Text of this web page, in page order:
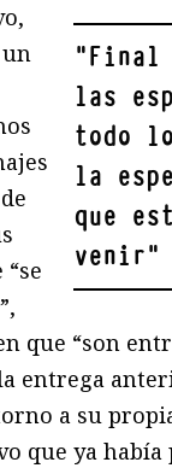
"Final
las
todo
la
que
venir"
que “son
entrega
a su
que ya había